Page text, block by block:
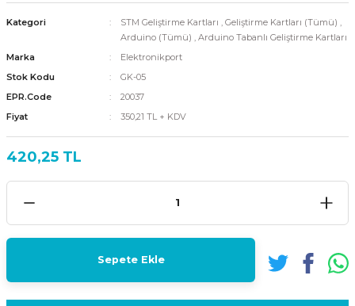
Kategori STM Geliştirme Kartları , Geliştirme Kartları (Tümü) ,
Arduino (Tümü) , Arduino Tabanlı Geliştirme Kartları
Marka
Elektronikport
Stok Kodu
GK-05
EPR.Code
20037
Fiyat
350,21 TL + KDV
420,25 TL
Sepete Ekle